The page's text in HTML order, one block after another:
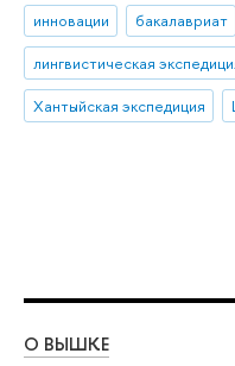
инновации
бакалавриат
лингвистическая
Хантыйская экспедиция
О ВЫШКЕ